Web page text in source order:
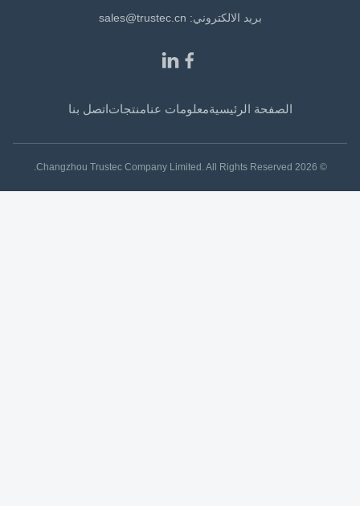
بريد الالكتروني: sales@trustec.cn
الصفحة الرئيسيةمعلومات عنامنتجاتاتصل بنا